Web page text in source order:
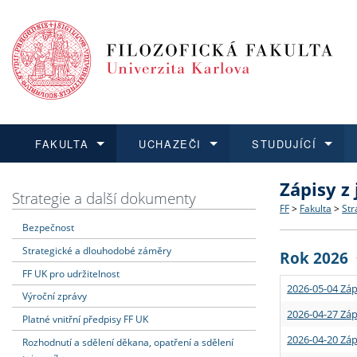
FAKULTA
Dozvědět se více
Struktura
Strategie
Podpora
UCHAZEČI
Podat přihlášku
Co
Učitelské
STUDUJÍCÍ
Dozvědět se více
Rigorózní
Dozvědět se více
O vědě a
Granty a
Dozvědět se více
Aktuální
Strategie a další dokumenty
Bezpečnost
Strategické a dlouhodobé záměry
FF UK pro udržitelnost
Výroční zprávy
Platné vnitřní předpisy FF UK
Rozhodnutí a sdělení děkana, opatření a sdělení
Zápisy
FF > Fakulta >
Rok 2026
2026-05-04
2026-04-27
2026-04-20